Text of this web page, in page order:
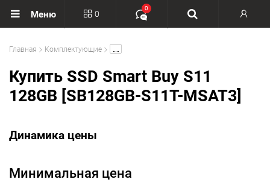
Меню 0
0
Главная Комплектующие
Купить SSD Smart Buy S11
128GB [SB128GB-S11T-MSAT3]
Динамика цены
Минимальная цена